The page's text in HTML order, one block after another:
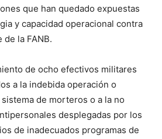
que han quedado expuestas
y capacidad operacional contra
la FANB.
de ocho efectivos militares
a la indebida operación o
de morteros o a la no
desplegadas por los
de inadecuados programas de